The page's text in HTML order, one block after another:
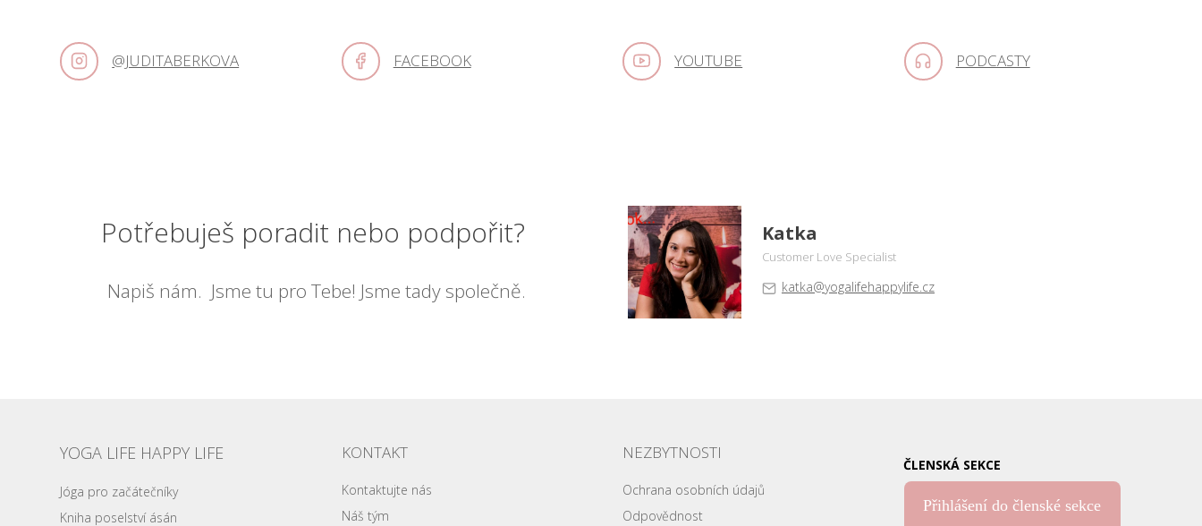
@JUDITABERKOVA FACEBOOK YOUTUBE PODCASTY
Potřebuješ poradit nebo podpořit?
Napiš nám. Jsme tu pro Tebe! Jsme tady společně.
Katka
Customer Love Specialist
katka@yogalifehappylife.cz
YOGA LIFE HAPPY LIFE
Jóga pro začátečníky
Kniha poselství ásán
KONTAKT
Kontaktujte nás
Náš tým
NEZBYTNOSTI
Ochrana osobních údajů
Odpovědnost
ČLENSKÁ SEKCE
Přihlášení do členské sekce